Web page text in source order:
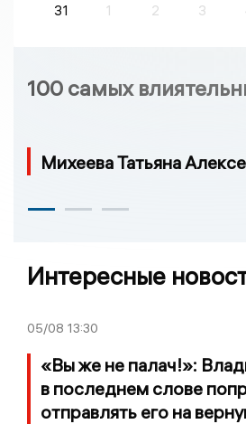
31
1 2 3
100 самых
Михеева Татьяна
Интересные
05/08 13:30
«Вы же не палач!»:
в последнем слове
отправлять его на